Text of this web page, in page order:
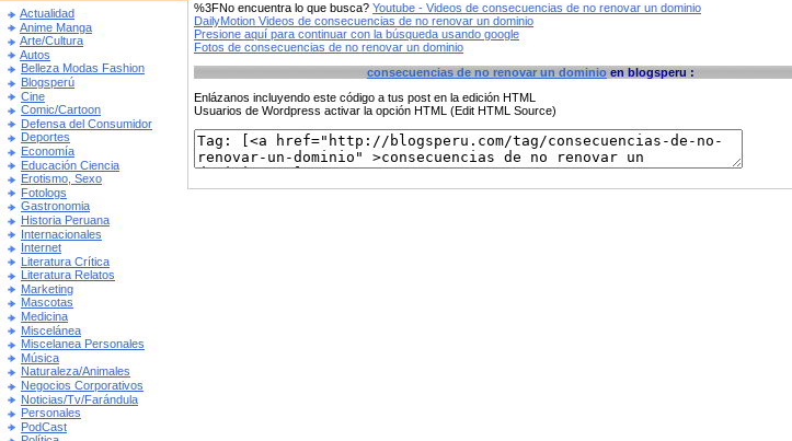
Actualidad
Anime Manga
Arte/Cultura
Autos
Belleza Modas Fashion
Blogsperú
Cine
Comic/Cartoon
Defensa del Consumidor
Deportes
Economía
Educación Ciencia
Erotismo, Sexo
Fotologs
Gastronomia
Historia Peruana
Internacionales
Internet
Literatura Crítica
Literatura Relatos
Marketing
Mascotas
Medicina
Miscelánea
Miscelanea Personales
Música
Naturaleza/Animales
Negocios Corporativos
Noticias/Tv/Farándula
Personales
PodCast
%3FNo encuentra lo que busca? Youtube - Videos de consecuencias de no renovar un dominio
DailyMotion Videos de consecuencias de no renovar un dominio
Presione aquí para continuar con la búsqueda usando google
Fotos de consecuencias de no renovar un dominio
consecuencias de no renovar un dominio en blogsperu :
Enlázanos incluyendo este código a tus post en la edición HTML
Usuarios de Wordpress activar la opción HTML (Edit HTML Source)